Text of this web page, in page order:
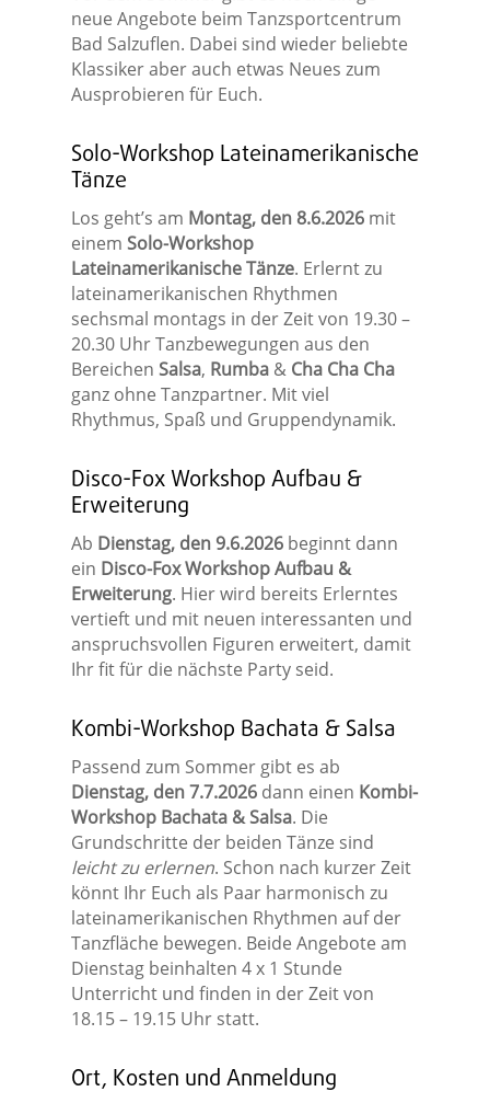
neue Angebote beim Tanzsportcentrum
Bad Salzuflen. Dabei sind wieder beliebte
Klassiker aber auch etwas Neues zum
Ausprobieren für Euch.
Solo-Workshop Lateinamerikanische
Tänze
Los geht’s am Montag, den 8.6.2026mit
einem Solo-Workshop
Lateinamerikanische Tänze. Erlernt zu
lateinamerikanischen Rhythmen
sechsmal montags in der Zeit von 19.30 –
20.30 Uhr Tanzbewegungen aus den
Bereichen Salsa, Rumba& Cha Cha Cha
ganz ohne Tanzpartner. Mit viel
Rhythmus, Spaß und Gruppendynamik.
Disco-Fox Workshop Aufbau &
Erweiterung
Ab Dienstag, den 9.6.2026beginnt dann
ein Disco-Fox Workshop Aufbau &
Erweiterung. Hier wird bereits Erlerntes
vertieft und mit neuen interessanten und
anspruchsvollen Figuren erweitert, damit
Ihr fit für die nächste Party seid.
Kombi-Workshop Bachata & Salsa
Passend zum Sommer gibt es ab
Dienstag, den 7.7.2026dann einen Kombi-
Workshop Bachata & Salsa. Die
Grundschritte der beiden Tänze sind
leicht zu erlernen. Schon nach kurzer Zeit
könnt Ihr Euch als Paar harmonisch zu
lateinamerikanischen Rhythmen auf der
Tanzfläche bewegen. Beide Angebote am
Dienstag beinhalten 4 x 1 Stunde
Unterricht und finden in der Zeit von
18.15 – 19.15 Uhr statt.
Ort, Kosten und Anmeldung